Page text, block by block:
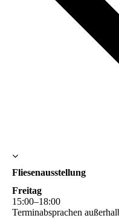
Fliesenausstellung
Freitag
15:00–18:00
Terminabsprachen